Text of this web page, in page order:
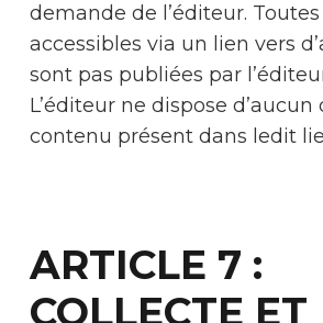
demande de l’éditeur.
accessibles via un lien vers
sont pas publiées par
L’éditeur ne dispose
contenu présent dans ledit
ARTICLE 7 :
COLLECTE ET